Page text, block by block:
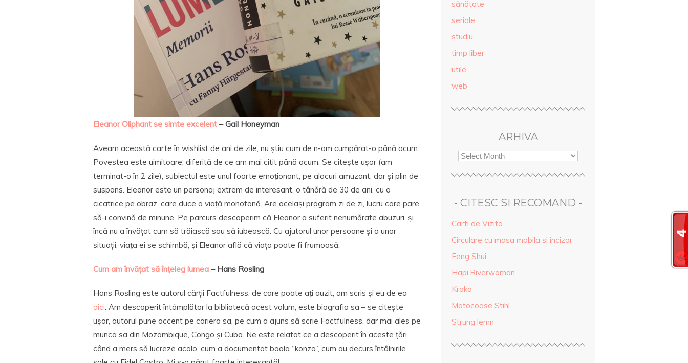
Eleanor Oliphant se simte excelent – Gail Honeyman
Aveam această carte în wishlist de ani de zile, nu știu cum de n-am cumpărat-o până acum.
Povestea este uimitoare, diferită de ce am mai citit până acum. Se citește ușor (am
terminat-o în 2 zile), subiectul este unul foarte emoționant, pe alocuri amuzant, dar și plin de
suspans. Eleanor este un personaj extrem de interesant, o tânără de 30 de ani, cu o
cicatrice pe obraz, care duce o viață monotonă. Are același program zi de zi, lucru care pare
să-i convină de minune. Pe parcurs descoperim că Eleanor a suferit nenumărate abuzuri, și
încă nu a învățat cum să trăiască sau să iubească. Cu ajutorul unor persoane și a unor
situații, viața ei se schimbă, și Eleanor află că viața poate fi frumoasă.
Cum am învățat să înțeleg lumea – Hans Rosling
Hans Rosling este autorul cărții Factfulness, de care poate ați auzit, am scris și eu de ea
aici. Am descoperit întâmplător la bibliotecă acest volum, este biografia sa – se citește
ușor, autorul pune accent pe cariera sa, pe cum a ajuns să scrie Factfulness, dar mai ales pe
munca sa din Mozambique, Congo și Cuba. Ne este relatat ce a descoperit în aceste țări
când a mers să lucreze acolo, cum a documentat boala “konzo”, cum au decurs întâlnirile
sănătate
seriale
studiu
timp liber
utile
web
ARHIVA
- CITESC SI RECOMAND -
Carti de Vizita
Circulare cu masa mobila si incizor
Feng Shui
Hapi.Riverwoman
Kroko
Motocoase Stihl
Strung lemn